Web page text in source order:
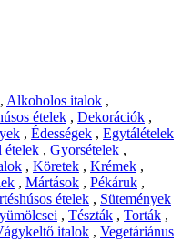
, Alkoholos italok ,
ételek , Dekorációk ,
, Édességek , Egytálételek
ételek , Gyorsételek ,
, Köretek , Krémek ,
, Mártások , Pékáruk ,
ételek , Sütemények
, Tészták , Torták ,
italok , Vegetáriánus